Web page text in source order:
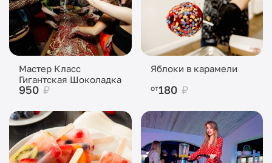
Мастер Класс
Гигантская Шоколадка
950 ₽
Яблоки в карамели
от180 ₽